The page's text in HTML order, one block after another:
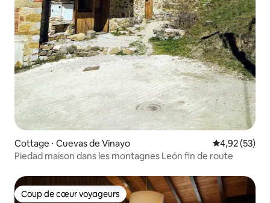
Cottage ⋅ Cuevas de Vinayo Évaluation
4,92 (53)
Piedad maison dans les montagnes León fin de route
Coup de cœur voyageurs
Coup de cœur voyageurs